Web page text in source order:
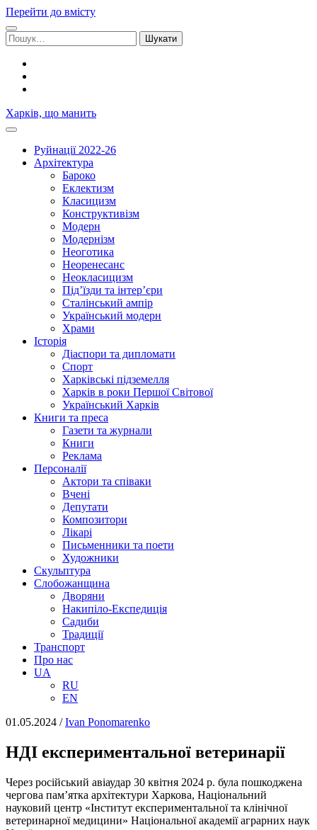
Перейти до вмісту
Шукати:
Харків, що манить
Руйнації 2022-26
Архітектура
Бароко
Еклектизм
Класицизм
Конструктивізм
Модерн
Модернізм
Неоготика
Неоренесанс
Неокласицизм
Під’їзди та інтер’єри
Сталінський ампір
Український модерн
Храми
Історія
Діаспори та дипломати
Спорт
Харківські підземелля
Харків в роки Першої Світової
Український Харків
Книги та преса
Газети та журнали
Книги
Реклама
Персоналії
Актори та співаки
Вчені
Депутати
Композитори
Лікарі
Письменники та поети
Художники
Скульптура
Слобожанщина
Дворяни
Накипіло-Експедиція
Садиби
Традиції
Транспорт
Про нас
UA
RU
EN
01.05.2024 /Іvan Ponomarenko
НДІ експериментальної ветеринарії
Через російський авіаудар 30 квітня 2024 р. була пошкоджена
чергова пам’ятка архітектури Харкова, Національний
науковий центр «Інститут експериментальної та клінічної
ветеринарної медицини» Національної академії аграрних наук